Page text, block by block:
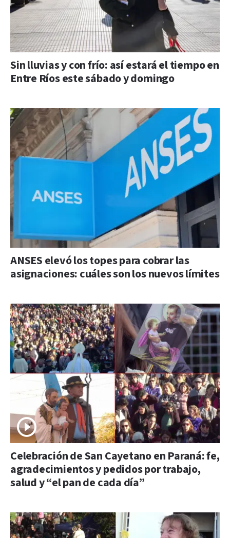
Sin lluvias y con frío: así estará el tiempo en
Entre Ríos este sábado y domingo
ANSES elevó los topes para cobrar las
asignaciones: cuáles son los nuevos límites
Celebración de San Cayetano en Paraná: fe,
agradecimientos y pedidos por trabajo,
salud y “el pan de cada día”